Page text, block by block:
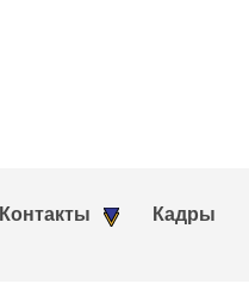
Контакты Кадры